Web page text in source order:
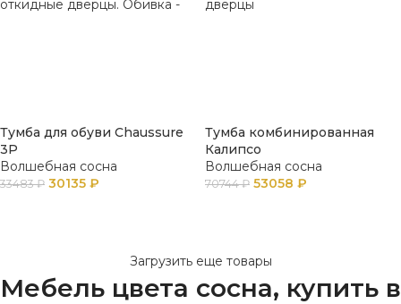
Тумба для обуви Chaussure
3P
Волшебная сосна
33483₽ 30135 ₽
Тумба комбинированная
Калипсо
Волшебная сосна
70744₽ 53058 ₽
Загрузить еще товары
Мебель цвета сосна, купить в